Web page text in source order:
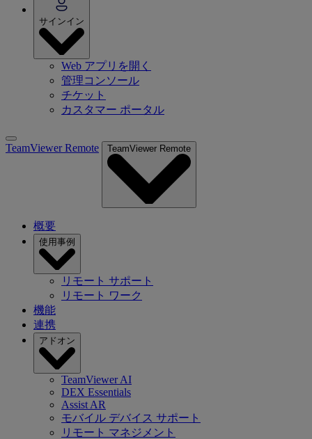
サインイン
Web アプリを開く
管理コンソール
チケット
カスタマー ポータル
TeamViewer Remote TeamViewer Remote
概要
使用事例
リモート サポート
リモート ワーク
機能
連携
アドオン
TeamViewer AI
DEX Essentials
Assist AR
モバイル デバイス サポート
リモート マネジメント